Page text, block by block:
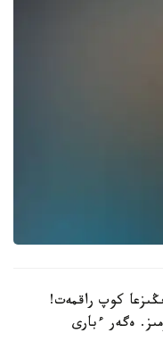
كوپ راقمەت!
ەگەر ءبارى